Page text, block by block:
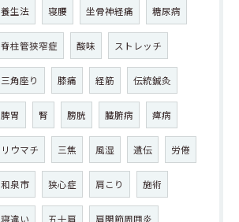
養生法 寝腰 坐骨神経痛 糖尿病
脊柱管狭窄症 酸味 ストレッチ
三角座り 膝痛 経筋 伝統鍼灸
脾胃 腎 膀胱 臓腑病 痺病
リウマチ 三焦 風湿 遺伝 労倦
和泉市 狭心症 肩こり 施術
寝違い 五十肩 肩関節周囲炎